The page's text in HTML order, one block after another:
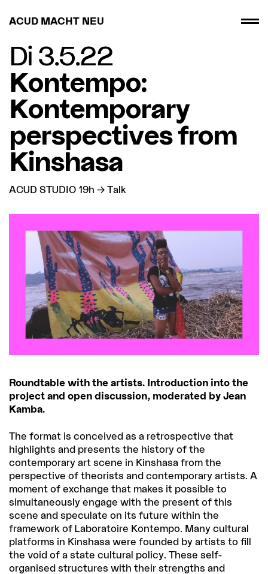
ACUD MACHT NEU
Di 3.5.22
Kontempo:
Kontemporary
perspectives from
Kinshasa
ACUD STUDIO 19h → Talk
Roundtable with the artists. Introduction into the
project and open discussion, moderated by Jean
Kamba.
The format is conceived as a retrospective that
highlights and presents the history of the
contemporary art scene in Kinshasa from the
perspective of theorists and contemporary artists. A
moment of exchange that makes it possible to
simultaneously engage with the present of this
scene and speculate on its future within the
framework of Laboratoire Kontempo. Many cultural
platforms in Kinshasa were founded by artists to fill
the void of a state cultural policy. These self-
organised structures with their strengths and